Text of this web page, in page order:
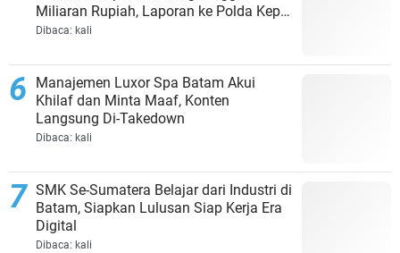
Miliaran Rupiah, Laporan ke Polda Kepri
Jalan di Tempat?
Dibaca: kali
Manajemen Luxor Spa Batam Akui
Khilaf dan Minta Maaf, Konten
Langsung Di-Takedown
Dibaca: kali
SMK Se-Sumatera Belajar dari Industri di
Batam, Siapkan Lulusan Siap Kerja Era
Digital
Dibaca: kali